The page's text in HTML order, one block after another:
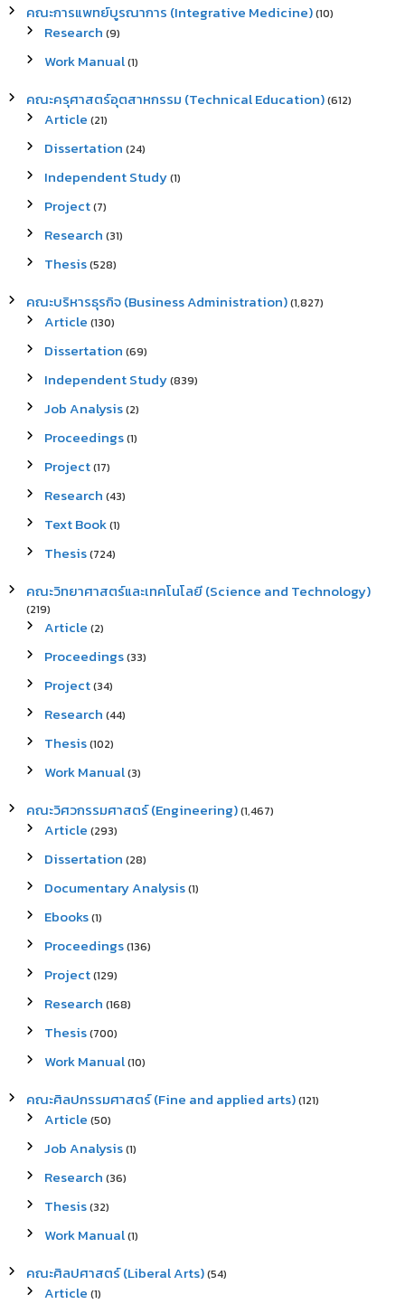
คณะการแพทย์บูรณาการ (Integrative Medicine)(10)
Research (9)
Work Manual(1)
คณะครุศาสตร์อุตสาหกรรม (Technical Education)(612)
Article (21)
Dissertation (24)
Independent Study(1)
Project(7)
Research (31)
Thesis(528)
คณะบริหารธุรกิจ (Business Administration)(1,827)
Article (130)
Dissertation (69)
Independent Study(839)
Job Analysis(2)
Proceedings(1)
Project(17)
Research (43)
Text Book(1)
Thesis(724)
คณะวิทยาศาสตร์และเทคโนโลยี (Science and Technology)
(219)
Article (2)
Proceedings(33)
Project(34)
Research (44)
Thesis(102)
Work Manual(3)
คณะวิศวกรรมศาสตร์ (Engineering)(1,467)
Article (293)
Dissertation (28)
Documentary Analysis(1)
Ebooks(1)
Proceedings(136)
Project(129)
Research (168)
Thesis(700)
Work Manual(10)
คณะศิลปกรรมศาสตร์ (Fine and applied arts)(121)
Article (50)
Job Analysis(1)
Research (36)
Thesis(32)
Work Manual(1)
คณะศิลปศาสตร์ (Liberal Arts)(54)
Article (1)